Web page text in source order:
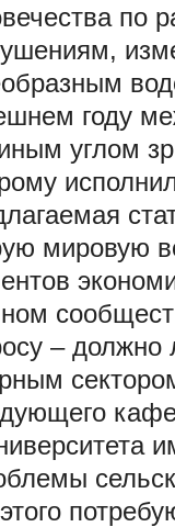
по
году
углом
мировую
– должно